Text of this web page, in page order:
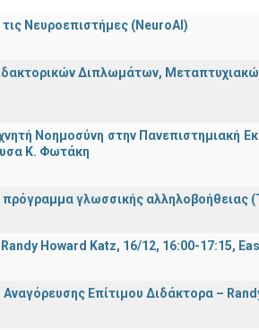
Νευροεπιστήμες (NeuroAI)
Διπλωμάτων,
Νοημοσύνη στην Πανεπιστημιακή
Κ. Φωτάκη
γλωσσικής αλληλοβοήθειας
Randy Howard Katz, 16/12, 16:00-17:15,
Επίτιμου Διδάκτορα –